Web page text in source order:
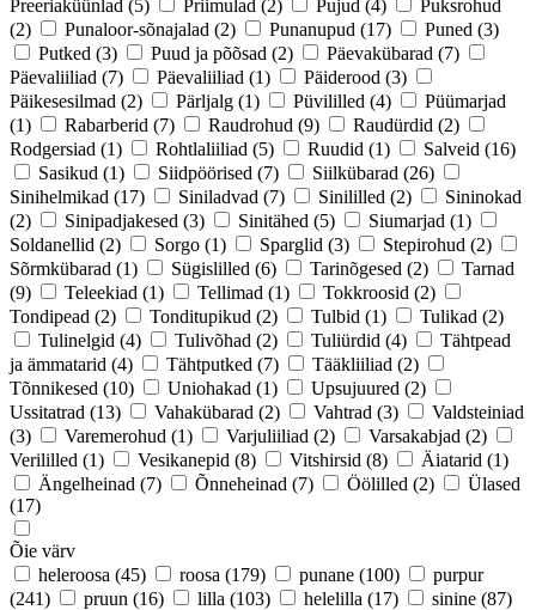
Preeriaküünlad (5) Priimulad (2) Pujud (4)
Puksrohud
(2)
Punaloor-sõnajalad (2) Punanupud (17) Puned (3)
Putked (3) Puud ja põõsad (2) Päevakübarad (7)
Päevaliiliad (7) Päevaliiliad (1) Päiderood (3)
Päikesesilmad (2) Pärljalg (1) Püvililled (4)
Püümarjad
(1)
Rabarberid (7) Raudrohud (9) Raudürdid (2)
Rodgersiad (1) Rohtlaliiliad (5) Ruudid (1) Salveid (16)
Sasikud (1) Siidpöörised (7) Siilkübarad (26)
Sinihelmikad (17) Siniladvad (7) Sinililled (2)
Sininokad
(2)
Sinipadjakesed (3) Sinitähed (5) Siumarjad (1)
Soldanellid (2) Sorgo (1) Sparglid (3) Stepirohud (2)
Sõrmkübarad (1) Sügislilled (6) Tarinõgesed (2)
Tarnad
(9)
Teleekiad (1) Tellimad (1) Tokkroosid (2)
Tondipead (2) Tonditupikud (2) Tulbid (1) Tulikad (2)
Tulinelgid (4) Tulivõhad (2) Tuliürdid (4)
Tähtpead
ja ämmatarid (4) Tähtputked (7) Tääkliiliad (2)
Tõnnikesed (10) Uniohakad (1) Upsujuured (2)
Ussitatrad (13) Vahakübarad (2) Vahtrad (3)
Valdsteiniad
(3)
Varemerohud (1) Varjuliiliad (2) Varsakabjad (2)
Verililled (1) Vesikanepid (8) Vitshirsid (8) Äiatarid (1)
Ängelheinad (7) Õnneheinad (7) Öölilled (2)
Ülased
(17)
Õie värv
heleroosa (45) roosa (179) punane (100)
purpur
(241)
pruun (16) lilla (103) helelilla (17) sinine (87)